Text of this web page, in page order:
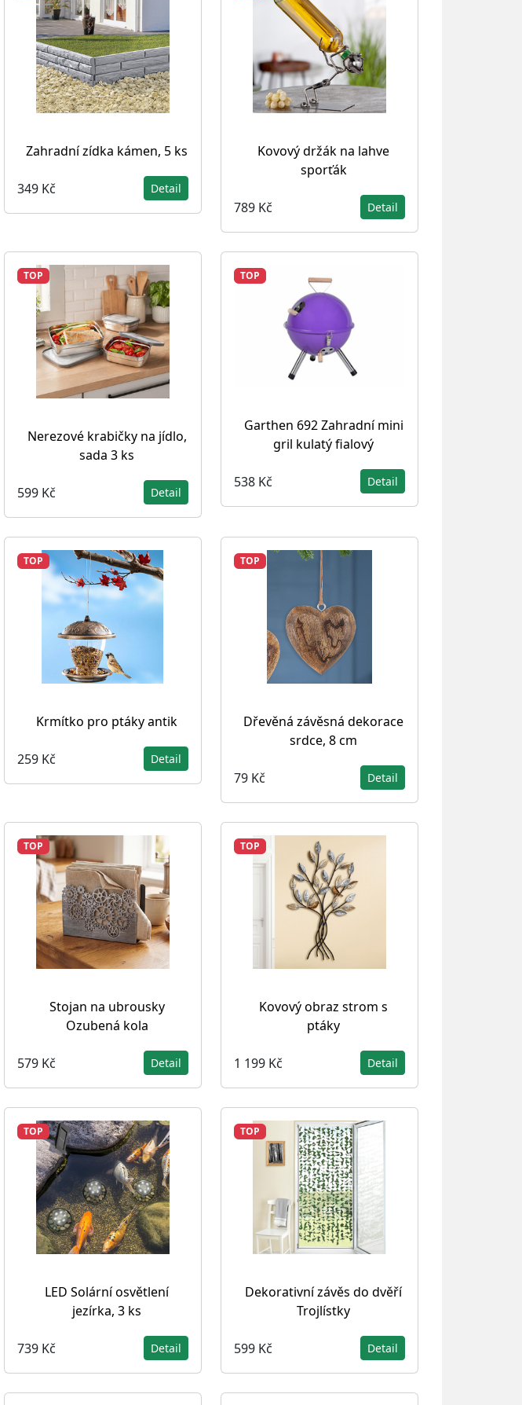
Zahradní zídka kámen, 5 ks
349 Kč Detail
Kovový držák na lahve
sporťák
789 Kč Detail
TOP
Nerezové krabičky na jídlo,
sada 3 ks
599 Kč Detail
TOP
Garthen 692 Zahradní mini
gril kulatý fialový
538 Kč Detail
TOP
Krmítko pro ptáky antik
259 Kč Detail
TOP
Dřevěná závěsná dekorace
srdce, 8 cm
79 Kč Detail
TOP
Stojan na ubrousky
Ozubená kola
579 Kč Detail
TOP
Kovový obraz strom s
ptáky
1 199 Kč Detail
TOP
LED Solární osvětlení
jezírka, 3 ks
739 Kč Detail
TOP
Dekorativní závěs do dvěří
Trojlístky
599 Kč Detail